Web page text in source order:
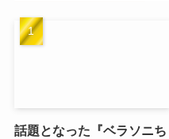
話題となった『ベラソニち